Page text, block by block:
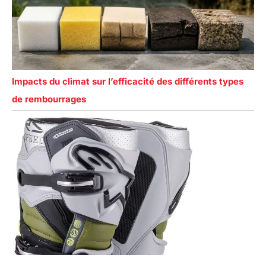
Impacts du climat sur l’efficacité des différents types
de rembourrages